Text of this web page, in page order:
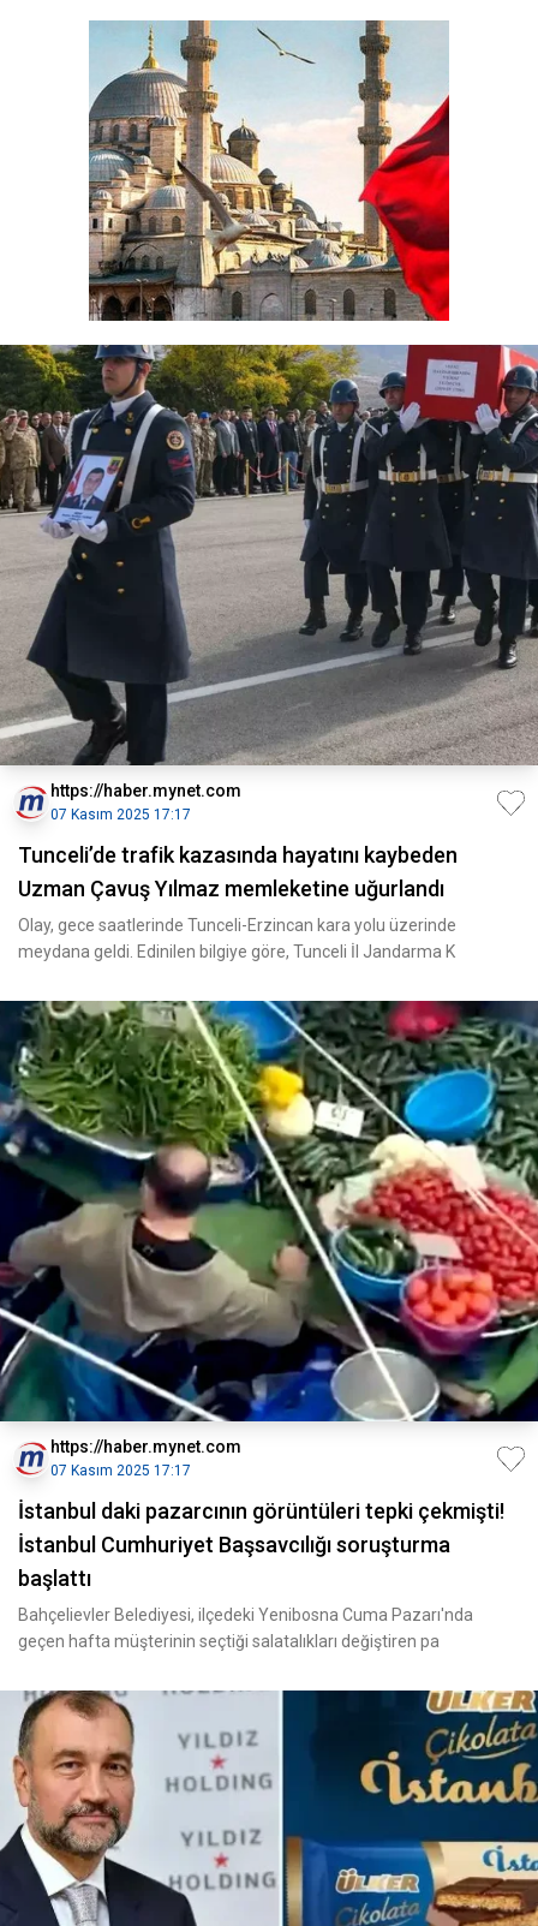
https://haber.mynet.com
07 Kasım 2025 17:17
Tunceli’de trafik kazasında hayatını kaybeden
Uzman Çavuş Yılmaz memleketine uğurlandı
Olay, gece saatlerinde Tunceli-Erzincan kara yolu üzerinde
meydana geldi. Edinilen bilgiye göre, Tunceli İl Jandarma K
https://haber.mynet.com
07 Kasım 2025 17:17
İstanbul daki pazarcının görüntüleri tepki çekmişti!
İstanbul Cumhuriyet Başsavcılığı soruşturma
başlattı
Bahçelievler Belediyesi, ilçedeki Yenibosna Cuma Pazarı'nda
geçen hafta müşterinin seçtiği salatalıkları değiştiren pa